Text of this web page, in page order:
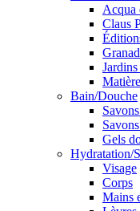
Acqua
Claus
Bain/Douche
Gels
Hydratation/
Visage
Corps
Mains